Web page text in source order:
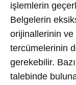
işlemlerin
Belgelerin
orijinallerinin ve
tercümelerinin
gerekebilir.
talebinde